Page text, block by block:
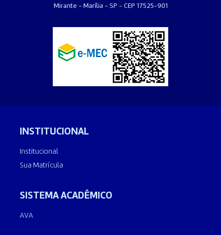
Mirante - Marília - SP - CEP 17525-901
INSTITUCIONAL
Institucional
Sua Matrícula
SISTEMA ACADÊMICO
AVA